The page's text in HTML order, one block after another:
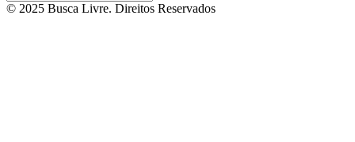
© 2025 Busca Livre. Direitos Reservados